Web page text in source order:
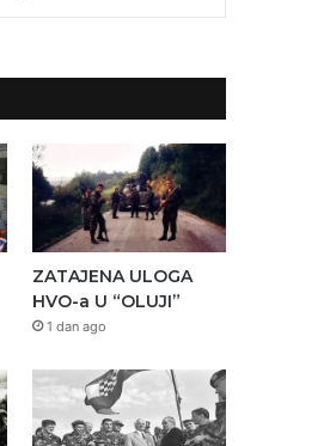
ZATAJENA ULOGA
HVO-a U “OLUJI”
1 dan ago